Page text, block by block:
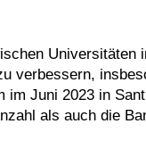
Universitäten
verbessern,
im Juni 2023 in
als auch die